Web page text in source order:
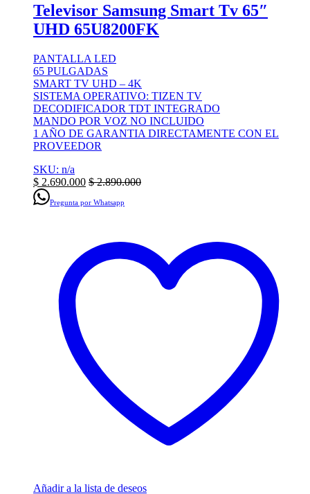
Televisor Samsung Smart Tv 65″
UHD 65U8200FK
PANTALLA LED
65 PULGADAS
SMART TV UHD – 4K
SISTEMA OPERATIVO: TIZEN TV
DECODIFICADOR TDT INTEGRADO
MANDO POR VOZ NO INCLUIDO
1 AÑO DE GARANTIA DIRECTAMENTE CON EL
PROVEEDOR
SKU: n/a
$ 2.690.000 $2.890.000
Pregunta por Whatsapp
Añadir a la lista de deseos